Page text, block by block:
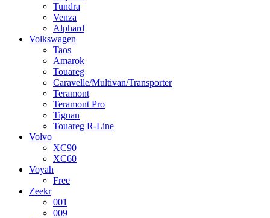
Tundra
Venza
Alphard
Volkswagen
Taos
Amarok
Touareg
Caravelle/Multivan/Transporter
Teramont
Teramont Pro
Tiguan
Touareg R-Line
Volvo
XC90
XC60
Voyah
Free
Zeekr
001
009